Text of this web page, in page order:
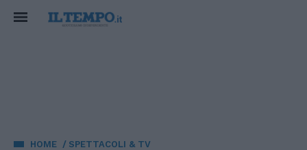
HOME SPETTACOLI & TV